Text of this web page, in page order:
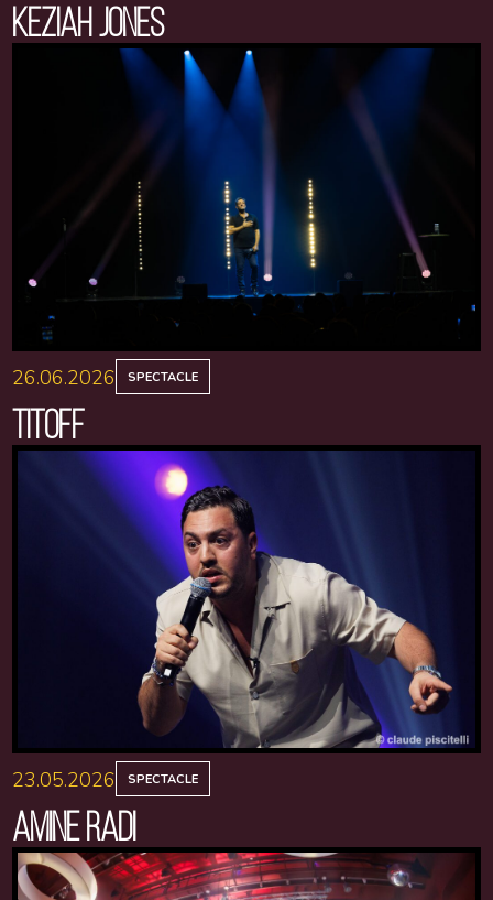
KEZIAH JONES
26.06.2026 SPECTACLE
TITOFF
23.05.2026 SPECTACLE
AMINE RADI